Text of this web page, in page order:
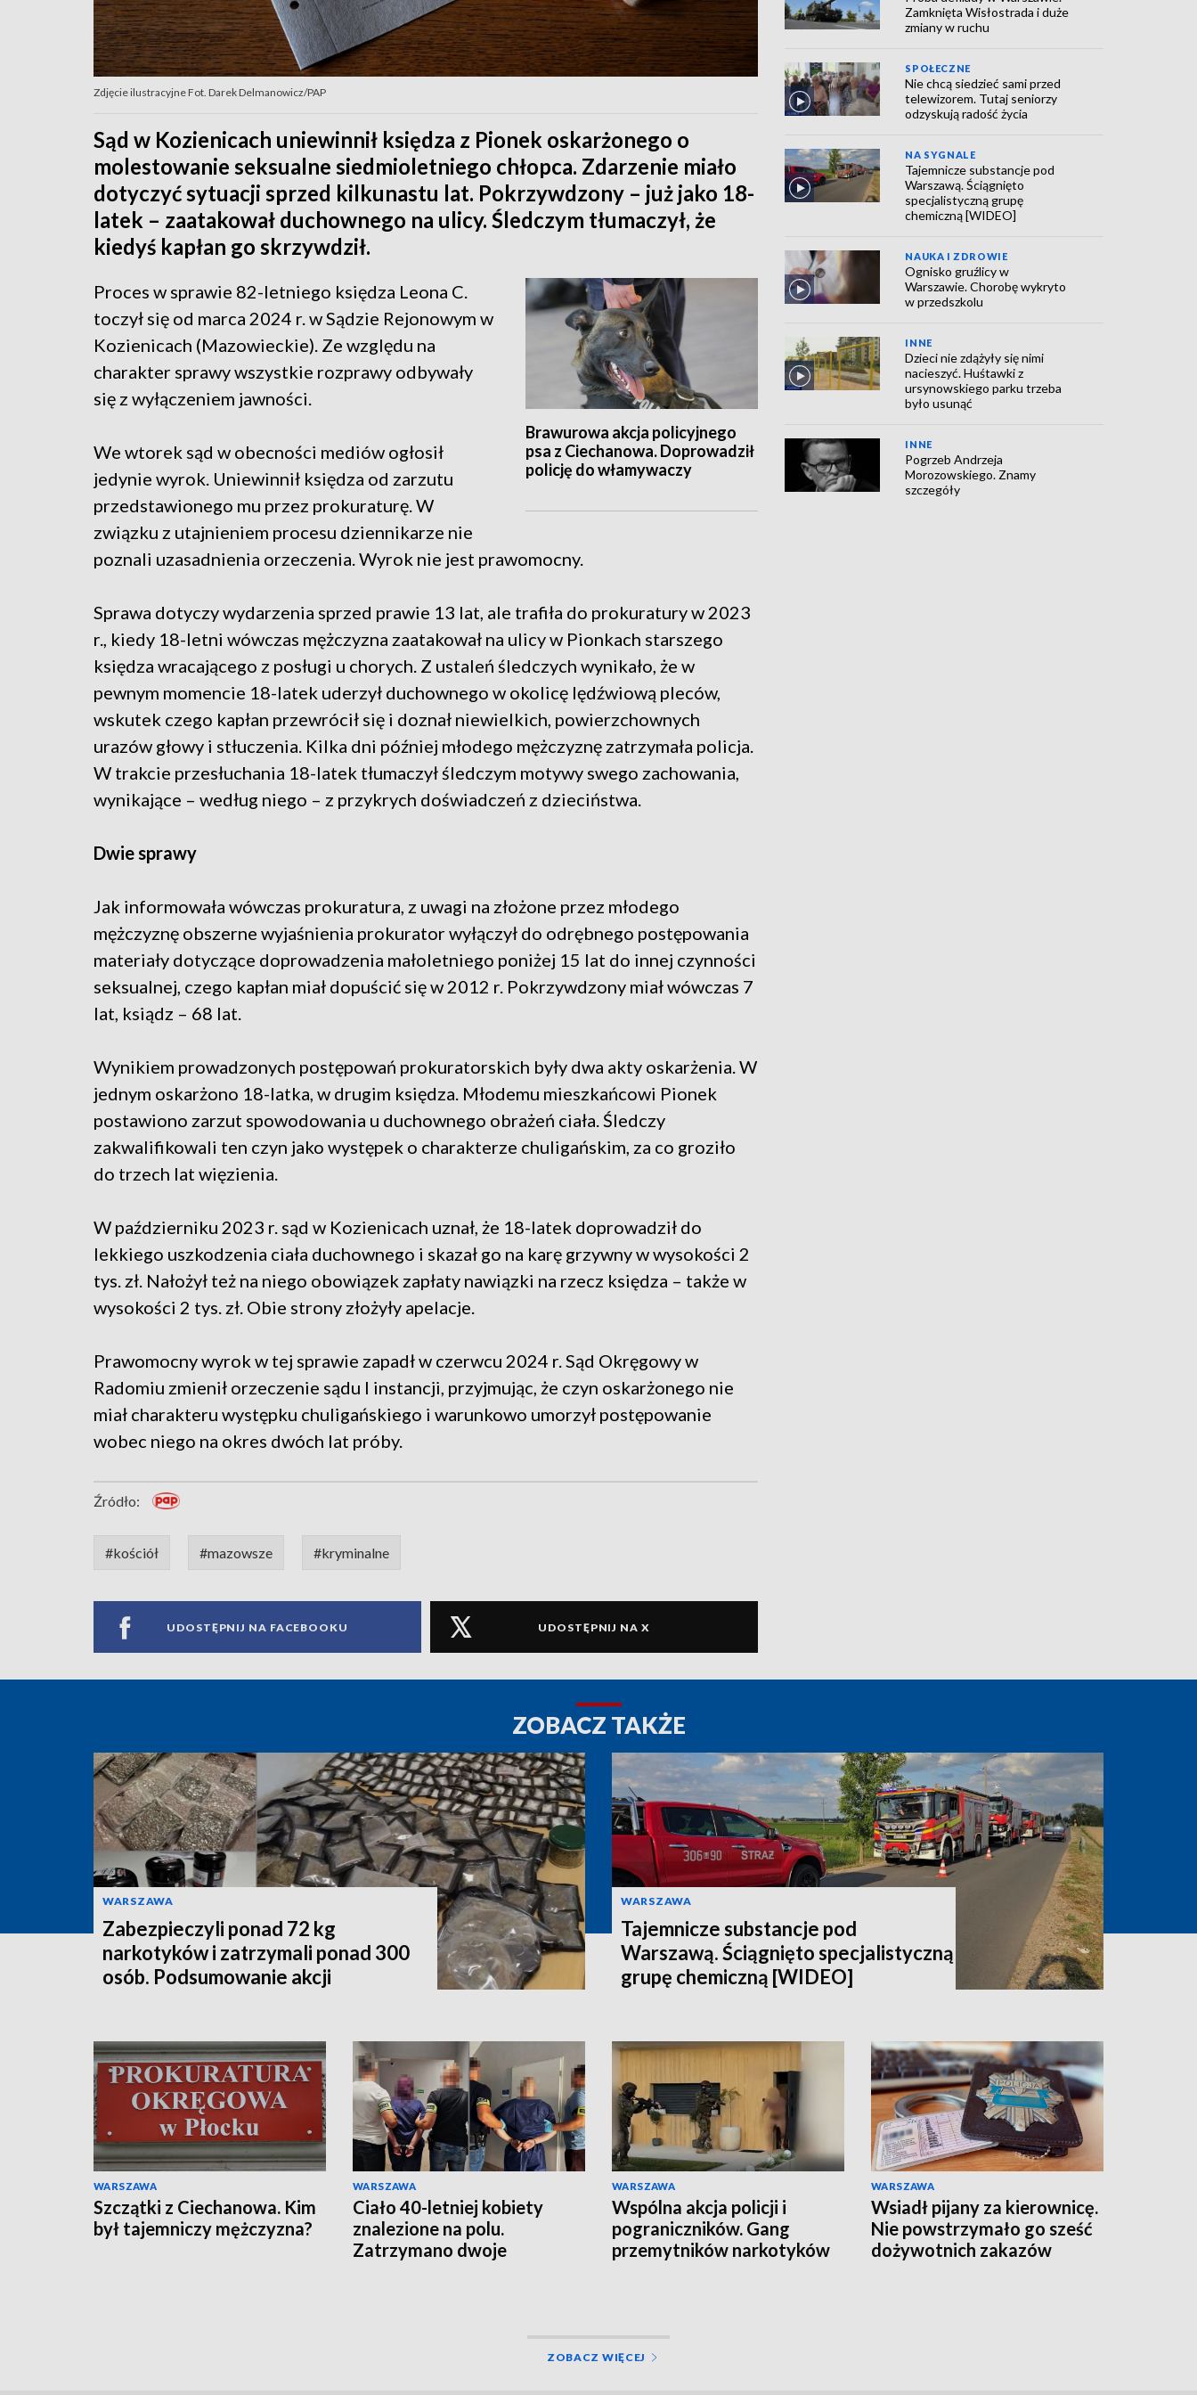
Zdjęcie ilustracyjne Fot. Darek Delmanowicz/PAP
Sąd w Kozienicach uniewinnił księdza z Pionek oskarżonego o
molestowanie seksualne siedmioletniego chłopca. Zdarzenie miało
dotyczyć sytuacji sprzed kilkunastu lat. Pokrzywdzony – już jako 18-
latek – zaatakował duchownego na ulicy. Śledczym tłumaczył, że
kiedyś kapłan go skrzywdził.
Brawurowa akcja policyjnego
psa z Ciechanowa. Doprowadził
policję do włamywaczy
Proces w sprawie 82-letniego księdza Leona C.
toczył się od marca 2024 r. w Sądzie Rejonowym w
Kozienicach (Mazowieckie). Ze względu na
charakter sprawy wszystkie rozprawy odbywały
się z wyłączeniem jawności.
We wtorek sąd w obecności mediów ogłosił
jedynie wyrok. Uniewinnił księdza od zarzutu
przedstawionego mu przez prokuraturę. W
związku z utajnieniem procesu dziennikarze nie
poznali uzasadnienia orzeczenia. Wyrok nie jest prawomocny.
Sprawa dotyczy wydarzenia sprzed prawie 13 lat, ale trafiła do prokuratury w 2023
r., kiedy 18-letni wówczas mężczyzna zaatakował na ulicy w Pionkach starszego
księdza wracającego z posługi u chorych. Z ustaleń śledczych wynikało, że w
pewnym momencie 18-latek uderzył duchownego w okolicę lędźwiową pleców,
wskutek czego kapłan przewrócił się i doznał niewielkich, powierzchownych
urazów głowy i stłuczenia. Kilka dni później młodego mężczyznę zatrzymała policja.
W trakcie przesłuchania 18-latek tłumaczył śledczym motywy swego zachowania,
wynikające – według niego – z przykrych doświadczeń z dzieciństwa.
Dwie sprawy
Jak informowała wówczas prokuratura, z uwagi na złożone przez młodego
mężczyznę obszerne wyjaśnienia prokurator wyłączył do odrębnego postępowania
materiały dotyczące doprowadzenia małoletniego poniżej 15 lat do innej czynności
seksualnej, czego kapłan miał dopuścić się w 2012 r. Pokrzywdzony miał wówczas 7
lat, ksiądz – 68 lat.
Wynikiem prowadzonych postępowań prokuratorskich były dwa akty oskarżenia. W
jednym oskarżono 18-latka, w drugim księdza. Młodemu mieszkańcowi Pionek
postawiono zarzut spowodowania u duchownego obrażeń ciała. Śledczy
zakwalifikowali ten czyn jako występek o charakterze chuligańskim, za co groziło
do trzech lat więzienia.
W październiku 2023 r. sąd w Kozienicach uznał, że 18-latek doprowadził do
lekkiego uszkodzenia ciała duchownego i skazał go na karę grzywny w wysokości 2
tys. zł. Nałożył też na niego obowiązek zapłaty nawiązki na rzecz księdza – także w
wysokości 2 tys. zł. Obie strony złożyły apelacje.
Prawomocny wyrok w tej sprawie zapadł w czerwcu 2024 r. Sąd Okręgowy w
Radomiu zmienił orzeczenie sądu I instancji, przyjmując, że czyn oskarżonego nie
miał charakteru występku chuligańskiego i warunkowo umorzył postępowanie
wobec niego na okres dwóch lat próby.
Źródło:
#kościół #mazowsze #kryminalne
UDOSTĘPNIJ NA FACEBOOKU UDOSTĘPNIJ NA X
Zamknięta Wisłostrada i duże
zmiany w ruchu
SPOŁECZNE
Nie chcą siedzieć sami przed
telewizorem. Tutaj seniorzy
odzyskują radość życia
NA SYGNALE
Tajemnicze substancje pod
Warszawą. Ściągnięto
specjalistyczną grupę
chemiczną [WIDEO]
NAUKA I ZDROWIE
Ognisko gruźlicy w
Warszawie. Chorobę wykryto
w przedszkolu
INNE
Dzieci nie zdążyły się nimi
nacieszyć. Huśtawki z
ursynowskiego parku trzeba
było usunąć
INNE
Pogrzeb Andrzeja
Morozowskiego. Znamy
szczegóły
ZOBACZ TAKŻE
WARSZAWA
Zabezpieczyli ponad 72 kg
narkotyków i zatrzymali ponad 300
osób. Podsumowanie akcji
WARSZAWA
Tajemnicze substancje pod
Warszawą. Ściągnięto specjalistyczną
grupę chemiczną [WIDEO]
WARSZAWA
Szczątki z Ciechanowa. Kim
był tajemniczy mężczyzna?
WARSZAWA
Ciało 40-letniej kobiety
znalezione na polu.
Zatrzymano dwoje
WARSZAWA
Wspólna akcja policji i
pograniczników. Gang
przemytników narkotyków
WARSZAWA
Wsiadł pijany za kierownicę.
Nie powstrzymało go sześć
dożywotnich zakazów
ZOBACZ WIĘCEJ